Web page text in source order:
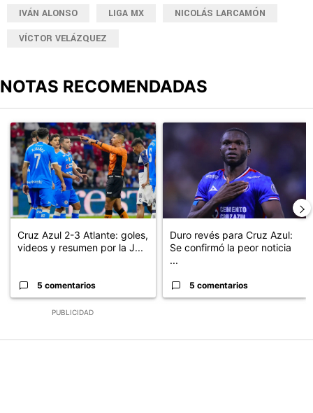
IVÁN ALONSO LIGA MX
NICOLÁS LARCAMÓN
VÍCTOR VELÁZQUEZ
NOTAS RECOMENDADAS
PUBLICIDAD
Un artículo de tendencia con el título "Cruz Azul 2-3 Atlante:
Cruz Azul 2-3 Atlante: goles,
videos y resumen por la J...
5 comentarios
Un artículo de tendencia con
Duro revés para Cruz Azul:
Se confirmó la peor noticia
...
5 comentarios